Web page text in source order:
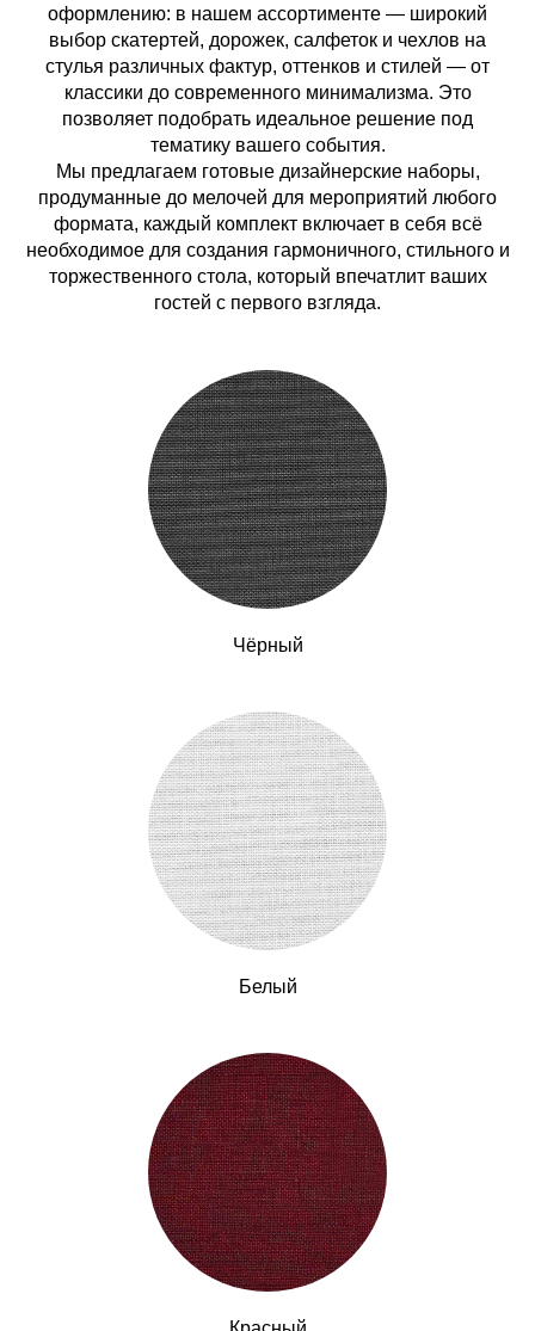
оформлению: в нашем ассортименте — широкий
выбор скатертей, дорожек, салфеток и чехлов на
стулья различных фактур, оттенков и стилей — от
классики до современного минимализма. Это
позволяет подобрать идеальное решение под
тематику вашего события.
Мы предлагаем готовые дизайнерские наборы,
продуманные до мелочей для мероприятий любого
формата, каждый комплект включает в себя всё
необходимое для создания гармоничного, стильного и
торжественного стола, который впечатлит ваших
гостей с первого взгляда.
Чёрный
Белый